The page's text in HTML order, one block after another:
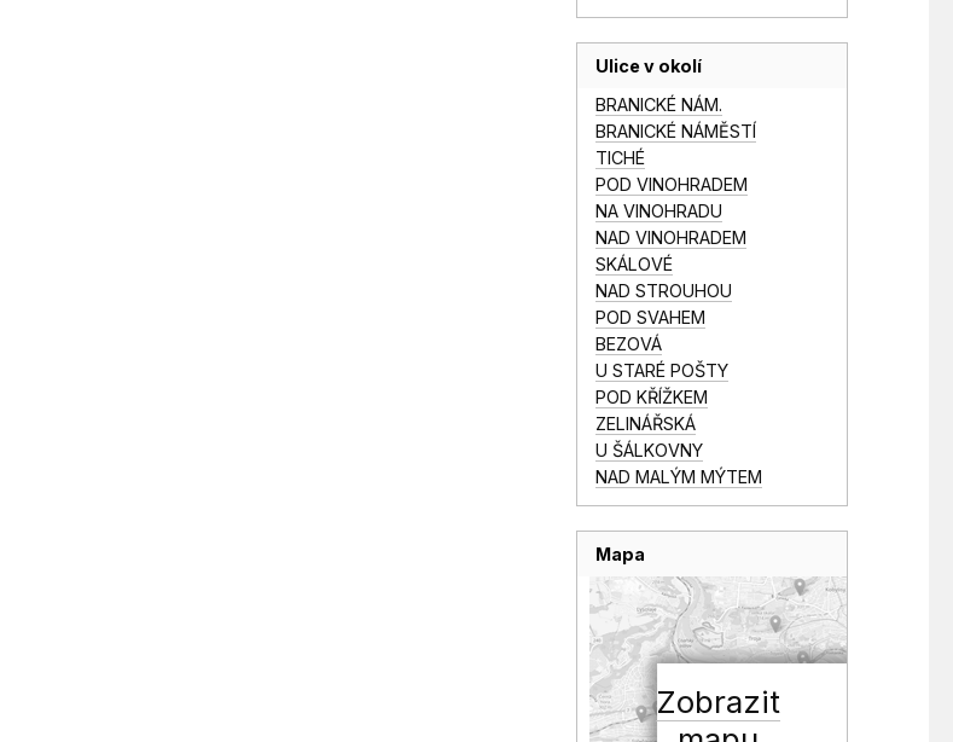
Ulice v okolí
BRANICKÉ NÁM.
BRANICKÉ NÁMĚSTÍ
TICHÉ
POD VINOHRADEM
NA VINOHRADU
NAD VINOHRADEM
SKÁLOVÉ
NAD STROUHOU
POD SVAHEM
BEZOVÁ
U STARÉ POŠTY
POD KŘÍŽKEM
ZELINÁŘSKÁ
U ŠÁLKOVNY
NAD MALÝM MÝTEM
Mapa
Zobrazit